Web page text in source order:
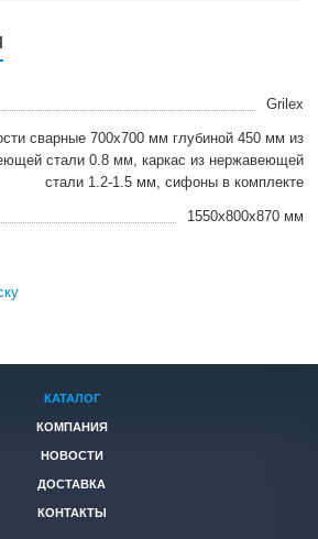
Grilex
сварные 700х700 мм глубиной 450 мм из
стали 0.8 мм, каркас из нержавеющей
стали 1.2-1.5 мм, сифоны в комплекте
1550x800x870 мм
КАТАЛОГ
КОМПАНИЯ
НОВОСТИ
ДОСТАВКА
КОНТАКТЫ